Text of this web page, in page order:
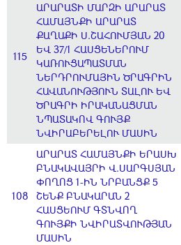
115
ԱՐԱՐԱՏԻ ՄԱՐԶԻ ԱՐԱՐԱՏ
ՀԱՄԱՅՆՔԻ ԱՐԱՐԱՏ
ՔԱՂԱՔԻ Ս.ՇԱՀՈՒՄՅԱՆ 20
ԵՎ 37/1 ՀԱՍՑԵՆԵՐՈՒՄ
ԿԱՌՈՒՑԱՊԱՏՄԱՆ
ՆԵՐԴՐՈՒՄԱՅԻՆ ԾՐԱԳՐԻՆ
ՀԱՎԱՆՈՒԹՅՈՒՆ ՏԱԼՈՒ ԵՎ
ԾՐԱԳՐԻ ԻՐԱԿԱՆԱՑՄԱՆ
ՆՊԱՏԱԿՈՎ ԳՈՒՅՔ
ՆՎԻՐԱԲԵՐԵԼՈՒ ՄԱՍԻՆ
108
ԱՐԱՐԱՏ ՀԱՄԱՅՆՔԻ ԵՐԱՍԽ
ԲՆԱԿԱՎԱՅՐԻ Վ.ՍԱՐԳՍՅԱՆ
ՓՈՂՈՑ 1-ԻՆ ՆՐԲԱՆՑՔ 5
ՇԵՆՔ ԲՆԱԿԱՐԱՆ 2
ՀԱՍՑԵՈՒՄ ԳՏՆՎՈՂ
ԳՈՒՅՔԻ ՆՎԻՐԱՏՎՈՒԹՅԱՆ
ՄԱՍԻՆ